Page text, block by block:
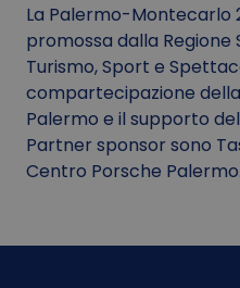
La Palermo-Montecarlo
promossa dalla Regione
Turismo, Sport e
compartecipazione
Palermo e il supporto
Partner sponsor sono
Centro Porsche Palermo.